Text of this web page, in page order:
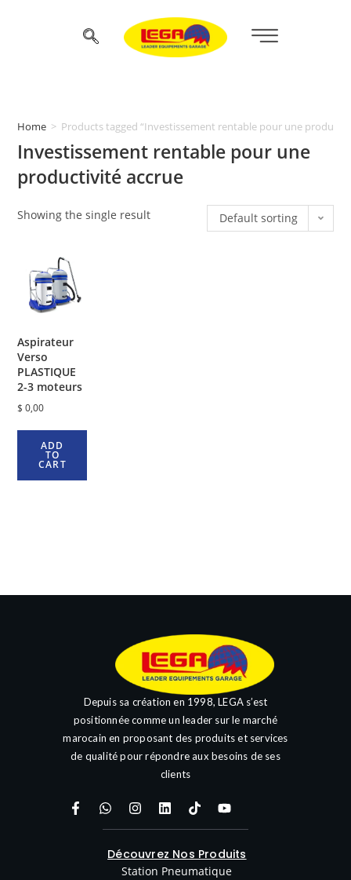
Home > Products tagged “Investissement rentable pour une
Investissement rentable pour une
productivité accrue
Showing the single result Default sorting
Aspirateur
Verso
PLASTIQUE
2-3 moteurs
$ 0,00
ADD
TO
CART
Depuis sa création en 1998, LEGA s’est
positionnée comme un leader sur le marché
marocain en proposant des produits et services
de qualité pour répondre aux besoins de ses
clients
Découvrez Nos Produits
Station Pneumatique